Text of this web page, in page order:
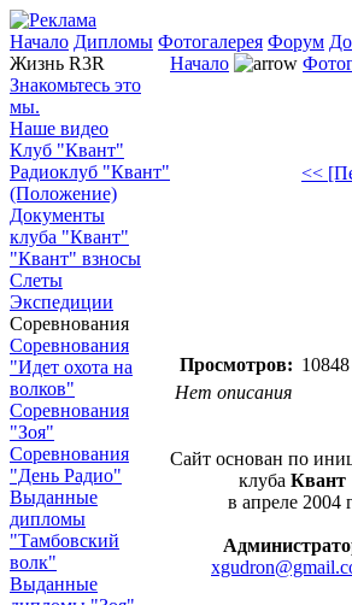
Начало Дипломы Фотогалерея Форум
Жизнь R3R
Знакомьтесь это
мы.
Наше видео
Клуб "Квант"
Радиоклуб "Квант"
(Положение)
Документы
клуба "Квант"
"Квант" взносы
Слеты
Экспедиции
Соревнования
Соревнования
"Идет охота на
волков"
Соревнования
"Зоя"
Соревнования
"День Радио"
Выданные
дипломы
"Тамбовский
волк"
Выданные
Начало
<<
Просмотров: 10848
Нет описания
Сайт основан по
клуба Квант
в апреле 2004